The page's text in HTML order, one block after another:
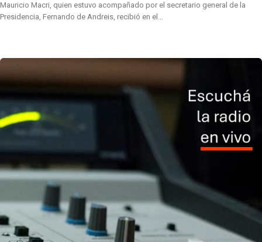
Mauricio Macri, quien estuvo acompañado por el secretario general de la
Presidencia, Fernando de Andreis, recibió en el…